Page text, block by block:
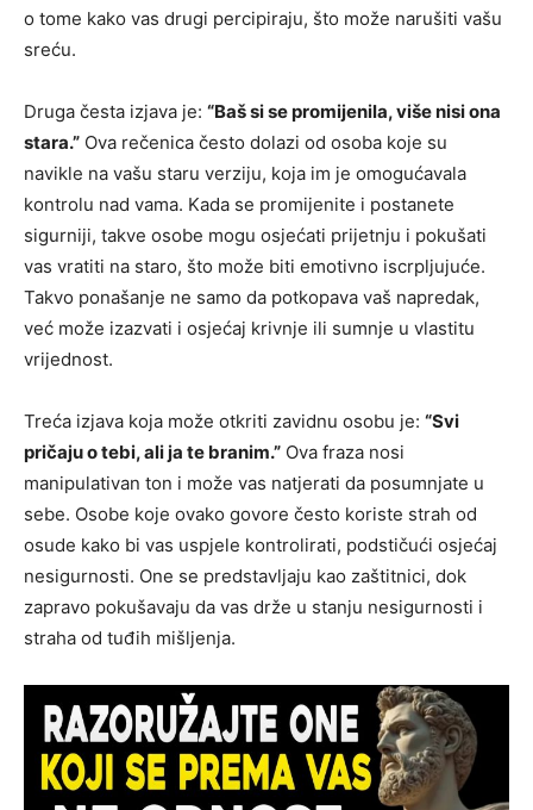
o tome kako vas drugi percipiraju, što može narušiti vašu
sreću.
Druga česta izjava je: “Baš si se promijenila, više nisi ona
stara.” Ova rečenica često dolazi od osoba koje su
navikle na vašu staru verziju, koja im je omogućavala
kontrolu nad vama. Kada se promijenite i postanete
sigurniji, takve osobe mogu osjećati prijetnju i pokušati
vas vratiti na staro, što može biti emotivno iscrpljujuće.
Takvo ponašanje ne samo da potkopava vaš napredak,
već može izazvati i osjećaj krivnje ili sumnje u vlastitu
vrijednost.
Treća izjava koja može otkriti zavidnu osobu je: “Svi
pričaju o tebi, ali ja te branim.” Ova fraza nosi
manipulativan ton i može vas natjerati da posumnjate u
sebe. Osobe koje ovako govore često koriste strah od
osude kako bi vas uspjele kontrolirati, podstičući osjećaj
nesigurnosti. One se predstavljaju kao zaštitnici, dok
zapravo pokušavaju da vas drže u stanju nesigurnosti i
straha od tuđih mišljenja.